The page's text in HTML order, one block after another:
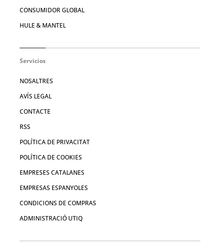
CONSUMIDOR GLOBAL
HULE & MANTEL
Servicios
NOSALTRES
AVÍS LEGAL
CONTACTE
RSS
POLÍTICA DE PRIVACITAT
POLÍTICA DE COOKIES
EMPRESES CATALANES
EMPRESAS ESPANYOLES
CONDICIONS DE COMPRAS
ADMINISTRACIÓ UTIQ